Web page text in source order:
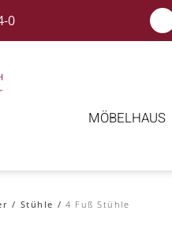
0
MÖBELHAUS
Stühle 4 Fuß Stühle